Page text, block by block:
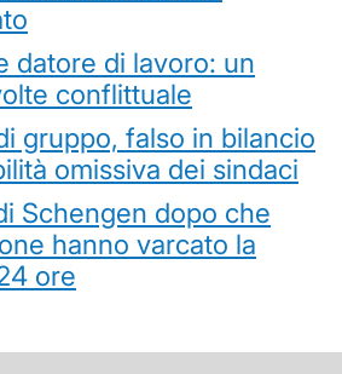
datore di lavoro: un
conflittuale
gruppo, falso in bilancio
omissiva dei sindaci
Schengen dopo che
hanno varcato la
ore